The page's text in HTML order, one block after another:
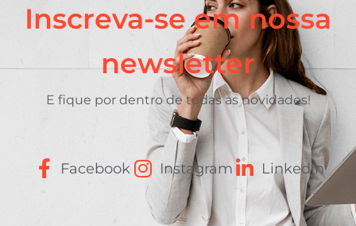
Inscreva-se em nossa
newsletter
E fique por dentro de todas as novidades!
Facebook Instagram Linkedin